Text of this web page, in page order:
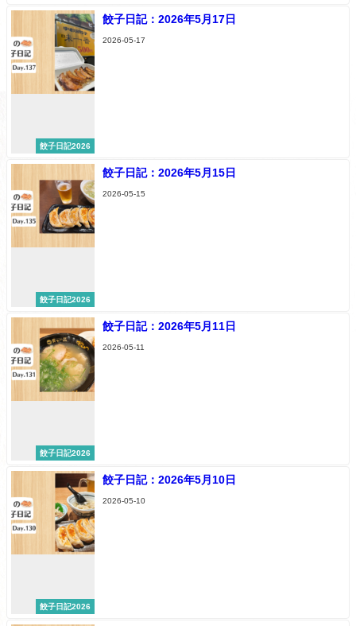
餃子日記2026
餃子日記：2026年5月17日
2026-05-17
餃子日記2026
餃子日記：2026年5月15日
2026-05-15
餃子日記2026
餃子日記：2026年5月11日
2026-05-11
餃子日記2026
餃子日記：2026年5月10日
2026-05-10